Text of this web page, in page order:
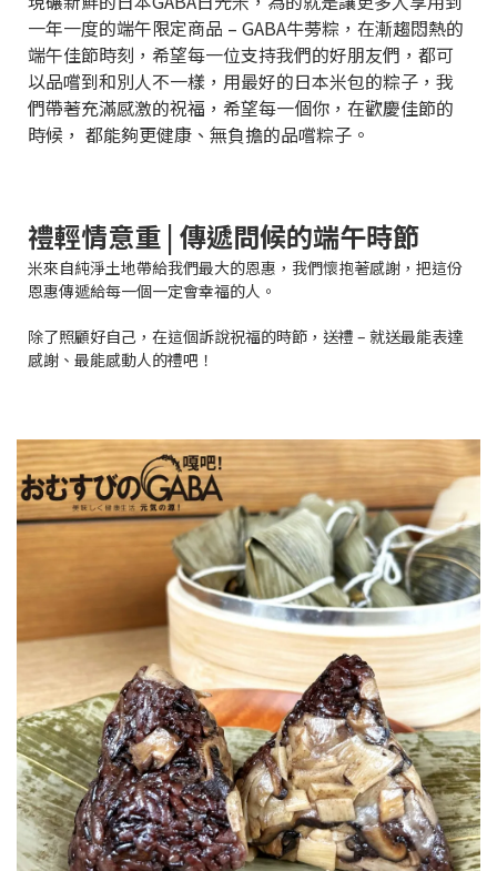
一年一度的端午限定商品 – GABA牛蒡粽，在漸趨悶熱的
端午佳節時刻，希望每一位支持我們的好朋友們，都可
以品嚐到和別人不一樣，用最好的日本米包的粽子，我
們帶著充滿感激的祝福，希望每一個你，在歡慶佳節的
時候， 都能夠更健康、無負擔的品嚐粽子。
禮輕情意重 | 傳遞問候的端午時節
米來自純淨土地帶給我們最大的恩惠，我們懷抱著感謝，把這份
恩惠傳遞給每一個一定會幸福的人。
除了照顧好自己，在這個訴說祝福的時節，送禮 – 就送最能表達
感謝、最能感動人的禮吧！